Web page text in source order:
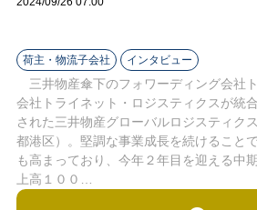
荷主・物流子会社 インタビュー
三井物産傘下のフォワーディング会社
会社トライネット・ロジスティクスが統
された三井物産グローバルロジスティク
都港区）。堅調な事業成長を続けること
も高まっており、今年２年目を迎える中
上高１００…